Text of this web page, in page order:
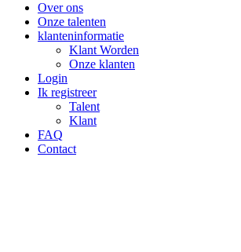
Over ons
Onze talenten
klanteninformatie
Klant Worden
Onze klanten
Login
Ik registreer
Talent
Klant
FAQ
Contact